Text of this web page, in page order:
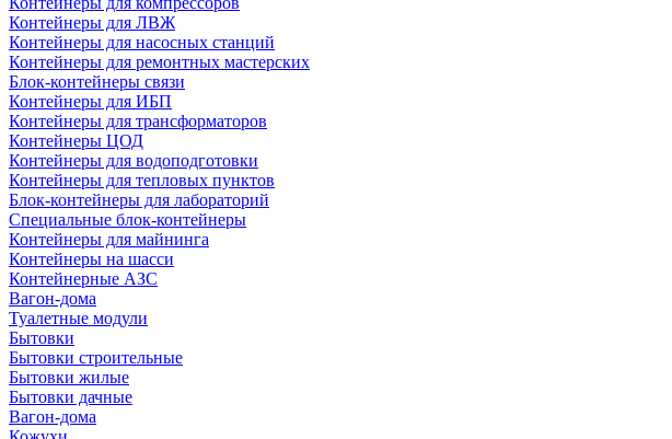
Контейнеры для ЛВЖ
Контейнеры для насосных станций
Контейнеры для ремонтных мастерских
Блок-контейнеры связи
Контейнеры для ИБП
Контейнеры для трансформаторов
Контейнеры ЦОД
Контейнеры для водоподготовки
Контейнеры для тепловых пунктов
Блок-контейнеры для лабораторий
Специальные блок-контейнеры
Контейнеры для майнинга
Контейнеры на шасси
Контейнерные АЗС
Вагон-дома
Туалетные модули
Бытовки
Бытовки строительные
Бытовки жилые
Бытовки дачные
Вагон-дома